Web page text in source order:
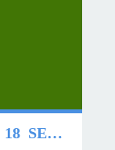
* * * * QUINTÉ DU 18 SEPTEMBRE 2023 * * * *